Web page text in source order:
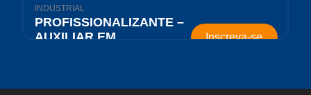
INDUSTRIAL
PROFISSIONALIZANTE –
AUXILIAR EM
Inscreva-se